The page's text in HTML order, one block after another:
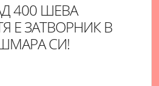
400 ШЕВА
Е ЗАТВОРНИК В
СИ!